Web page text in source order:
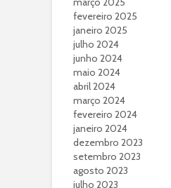
fevereiro 2025
janeiro 2025
julho 2024
junho 2024
maio 2024
abril 2024
março 2024
fevereiro 2024
janeiro 2024
dezembro 2023
setembro 2023
agosto 2023
julho 2023